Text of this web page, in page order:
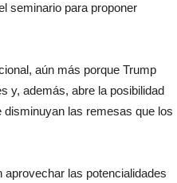
seminario para proponer
aún más porque Trump
y, además, abre la posibilidad
las remesas que los
las potencialidades